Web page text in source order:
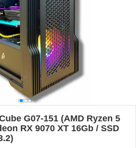
G07-151 (AMD Ryzen 5
RX 9070 XT 16Gb / SSD